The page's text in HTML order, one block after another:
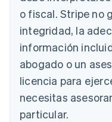
o fiscal. Stripe no
integridad, la
información
abogado o un
licencia para
necesitas
particular.
Austria
DeutschEnglish
Bélgica
Nederlands Français
Brasil
Português English
Bulgaria
English
Canadá